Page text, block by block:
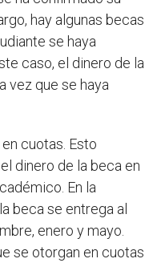
hay algunas becas
se haya
caso, el dinero de la
vez que se haya
cuotas. Esto
dinero de la beca en
En la
beca se entrega al
enero y mayo.
se otorgan en cuotas